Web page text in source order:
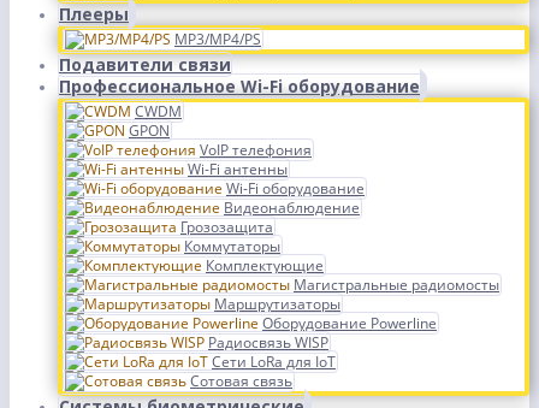
Плееры
MP3/MP4/PS
Подавители связи
Профессиональное Wi-Fi оборудование
CWDM
GPON
VoIP телефония
Wi-Fi антенны
Wi-Fi оборудование
Видеонаблюдение
Грозозащита
Коммутаторы
Комплектующие
Магистральные радиомосты
Маршрутизаторы
Оборудование Powerline
Радиосвязь WISP
Сети LoRa для IoT
Сотовая связь